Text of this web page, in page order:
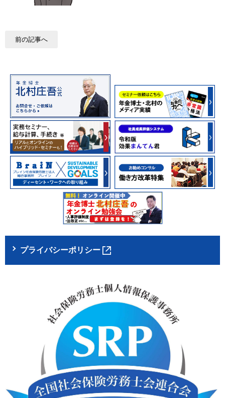
前の記事へ
プライバシーポリシー